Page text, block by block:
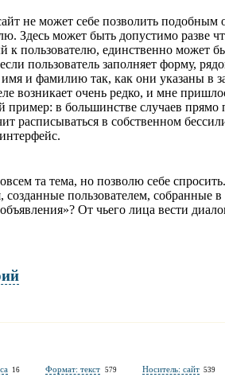
не может себе позволить подобным
Здесь может быть допустимо разве
к пользователю, единственно может
пользователь заполняет форму,
и фамилию так, как они указаны в
возникает очень редко, и мне
пример: в большинстве случаев прямо
расписываться в собственном
та тема, но позволю себе
созданные пользователем, собранные
От чьего лица вести
публикации комментария
16 Формат: текст 579 Носитель: сайт 539